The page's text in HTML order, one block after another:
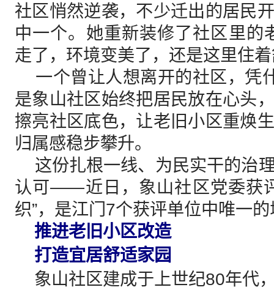
社区悄然逆袭，不少迁出的居民
中一个。她重新装修了社区里的
走了，环境变美了，还是这里住着
一个曾让人想离开的社区，凭
是象山社区始终把居民放在心头
擦亮社区底色，让老旧小区重焕
归属感稳步攀升。
这份扎根一线、为民实干的治
认可——近日，象山社区党委获
织”，是江门7个获评单位中唯一
推进老旧小区改造
打造宜居舒适家园
象山社区建成于上世纪80年代